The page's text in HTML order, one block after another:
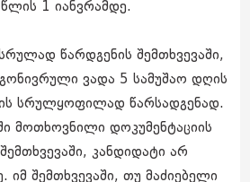
1 იანვრამდე.
წარდგენის შემთხვევაში,
ვადა 5 სამუშაო დღის
სრულყოფილად წარსადგენად.
მოთხოვნილი დოკუმენტაციის
კანდიდატი არ
იმ შემთხვევაში, თუ მაძიებელი